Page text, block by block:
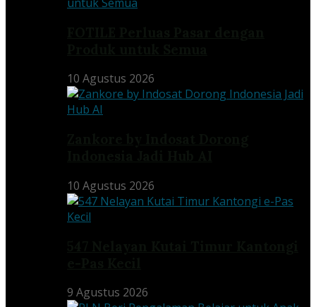
10 Agustus 2026
10 Agustus 2026
9 Agustus 2026